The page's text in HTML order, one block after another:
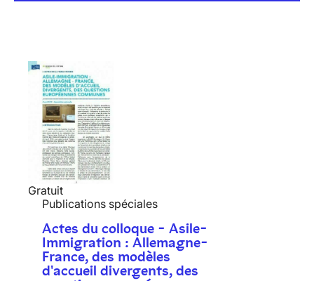
Gratuit
Publications spéciales
Actes du colloque - Asile-
Immigration : Allemagne-
France, des modèles
d'accueil divergents, des